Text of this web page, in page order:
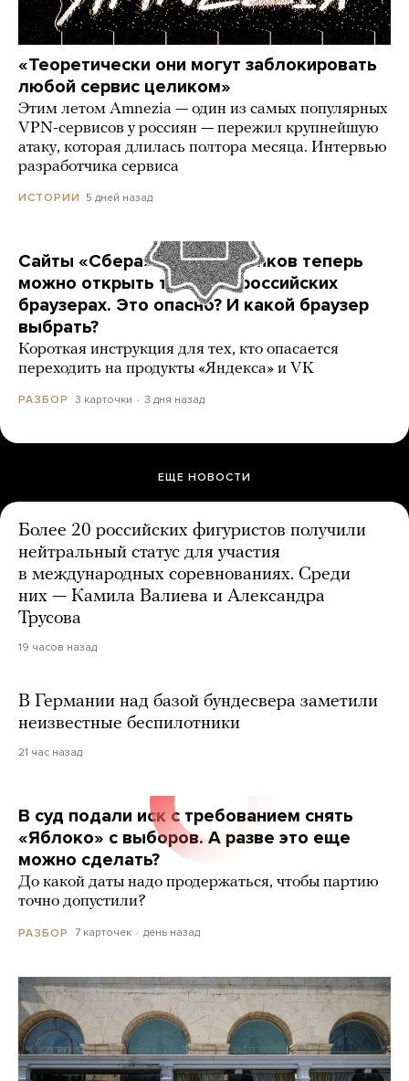
«Теоретически они могут заблокировать
любой сервис целиком»
Этим летом Amnezia — один из самых популярных
VPN-сервисов у россиян — пережил крупнейшую
атаку, которая длилась полтора месяца. Интервью
разработчика сервиса
ИСТОРИИ 5 дней назад
Сайты «Сбера» и других банков теперь
можно открыть только в российских
браузерах. Это опасно? И какой браузер
выбрать?
Короткая инструкция для тех, кто опасается
переходить на продукты «Яндекса» и VK
РАЗБОР 3 карточки 3 дня назад
ЕЩЕ НОВОСТИ
Более 20 российских фигуристов получили
нейтральный статус для участия
в международных соревнованиях. Среди
них — Камила Валиева и Александра
Трусова
19 часов назад
В Германии над базой бундесвера заметили
неизвестные беспилотники
21 час назад
В суд подали иск с требованием снять
«Яблоко» с выборов. А разве это еще
можно сделать?
До какой даты надо продержаться, чтобы партию
точно допустили?
РАЗБОР 7 карточек день назад